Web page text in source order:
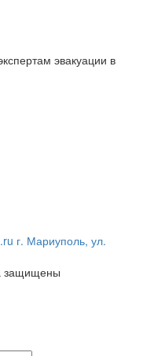
эвакуации в
г. Мариуполь, ул.
защищены